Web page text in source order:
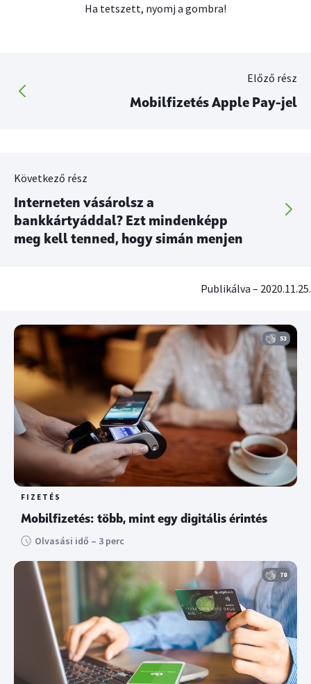
Ha tetszett, nyomj a gombra!
Előző rész
Mobilfizetés Apple Pay-jel
Következő rész
Interneten vásárolsz a
bankkártyáddal? Ezt mindenképp
meg kell tenned, hogy simán menjen
Publikálva – 2020.11.25.
53
FIZETÉS
Mobilfizetés: több, mint egy digitális érintés
Olvasási idő – 3 perc
78